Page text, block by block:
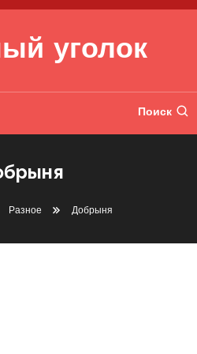
уголок
Поиск
Разное Добрыня